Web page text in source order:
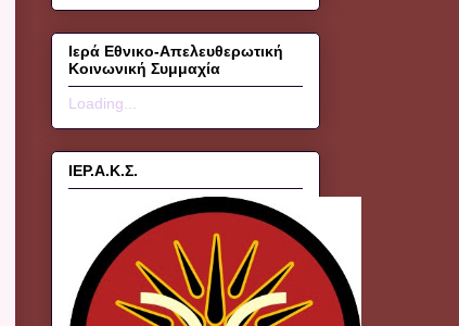
Ιερά Εθνικο-Απελευθερωτική
Κοινωνική Συμμαχία
Loading...
ΙΕΡ.Α.Κ.Σ.